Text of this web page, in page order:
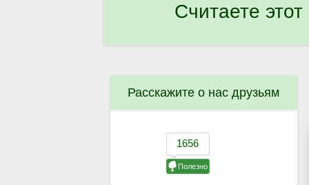
Считаете
Расскажите о нас друзьям